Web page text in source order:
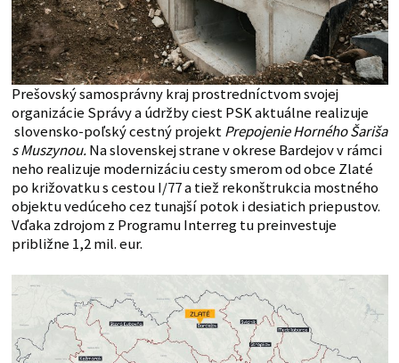
Prešovský samosprávny kraj prostredníctvom svojej
organizácie Správy a údržby ciest PSK aktuálne realizuje
slovensko-poľský cestný projektPrepojenie Horného Šariša
s Muszynou.Na slovenskej strane v okrese Bardejov v rámci
neho realizuje modernizáciu cesty smerom od obce Zlaté
po križovatku s cestou I/77 a tiež rekonštrukcia mostného
objektu vedúceho cez tunajší potok i desiatich priepustov.
Vďaka zdrojom z Programu Interreg tu preinvestuje
približne 1,2 mil. eur.